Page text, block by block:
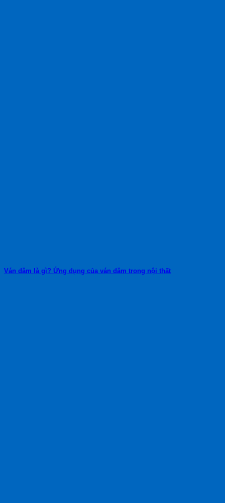
Ván dăm là gì? Ứng dụng của ván dăm trong nội thất